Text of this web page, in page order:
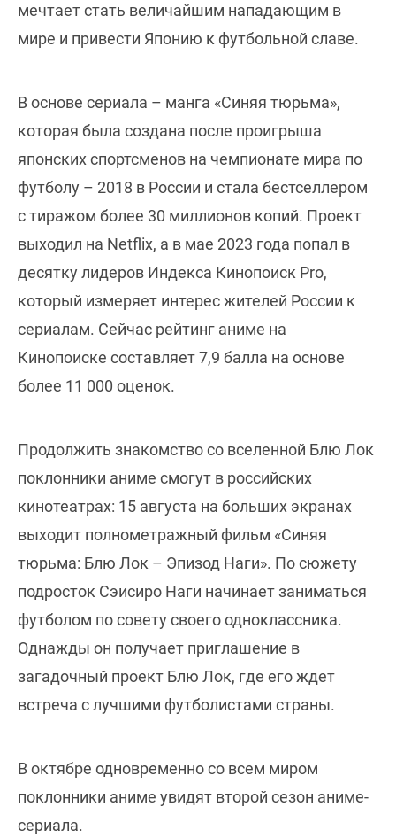
мечтает стать величайшим нападающим в
мире и привести Японию к футбольной славе.
В основе сериала – манга «Синяя тюрьма»,
которая была создана после проигрыша
японских спортсменов на чемпионате мира по
футболу – 2018 в России и стала бестселлером
с тиражом более 30 миллионов копий. Проект
выходил на Netflix, а в мае 2023 года попал в
десятку лидеров Индекса Кинопоиск Pro,
который измеряет интерес жителей России к
сериалам. Сейчас рейтинг аниме на
Кинопоиске составляет 7,9 балла на основе
более 11 000 оценок.
Продолжить знакомство со вселенной Блю Лок
поклонники аниме смогут в российских
кинотеатрах: 15 августа на больших экранах
выходит полнометражный фильм «Синяя
тюрьма: Блю Лок – Эпизод Наги». По сюжету
подросток Сэисиро Наги начинает заниматься
футболом по совету своего одноклассника.
Однажды он получает приглашение в
загадочный проект Блю Лок, где его ждет
встреча с лучшими футболистами страны.
В октябре одновременно со всем миром
поклонники аниме увидят второй сезон аниме-
сериала.